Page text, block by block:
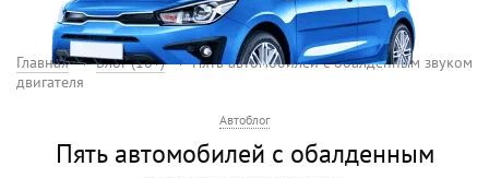
Главная Блог (18+)
Пять автомобилей с обалденным звуком
двигателя
Автоблог
Пять автомобилей с обалденным